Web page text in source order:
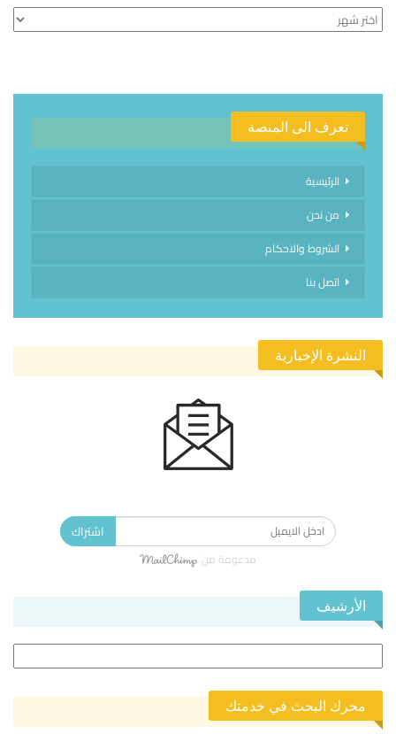
الأرشيف
تعرف الى المنصة
الرئيسية
من نحن
الشروط والاحكام
اتصل بنا
النشرة الإخبارية
اشتراك
مدعومة من
الأرشيف
محرك البحث في خدمتك